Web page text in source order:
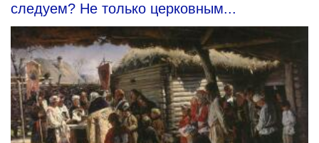
следуем? Не только церковным...